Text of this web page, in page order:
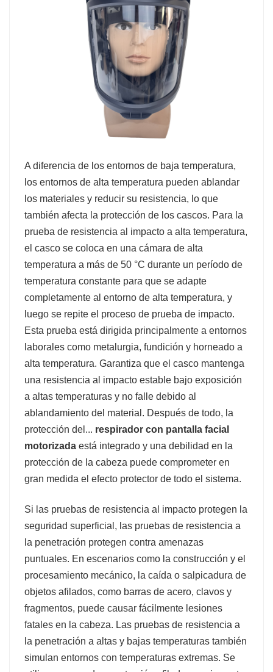
A diferencia de los entornos de baja temperatura,
los entornos de alta temperatura pueden ablandar
los materiales y reducir su resistencia, lo que
también afecta la protección de los cascos. Para la
prueba de resistencia al impacto a alta temperatura,
el casco se coloca en una cámara de alta
temperatura a más de 50 °C durante un período de
temperatura constante para que se adapte
completamente al entorno de alta temperatura, y
luego se repite el proceso de prueba de impacto.
Esta prueba está dirigida principalmente a entornos
laborales como metalurgia, fundición y horneado a
alta temperatura. Garantiza que el casco mantenga
una resistencia al impacto estable bajo exposición
a altas temperaturas y no falle debido al
ablandamiento del material. Después de todo, la
protección del... respirador con pantalla facial
motorizada está integrado y una debilidad en la
protección de la cabeza puede comprometer en
gran medida el efecto protector de todo el sistema.
Si las pruebas de resistencia al impacto protegen la
seguridad superficial, las pruebas de resistencia a
la penetración protegen contra amenazas
puntuales. En escenarios como la construcción y el
procesamiento mecánico, la caída o salpicadura de
objetos afilados, como barras de acero, clavos y
fragmentos, puede causar fácilmente lesiones
fatales en la cabeza. Las pruebas de resistencia a
la penetración a altas y bajas temperaturas también
simulan entornos con temperaturas extremas. Se